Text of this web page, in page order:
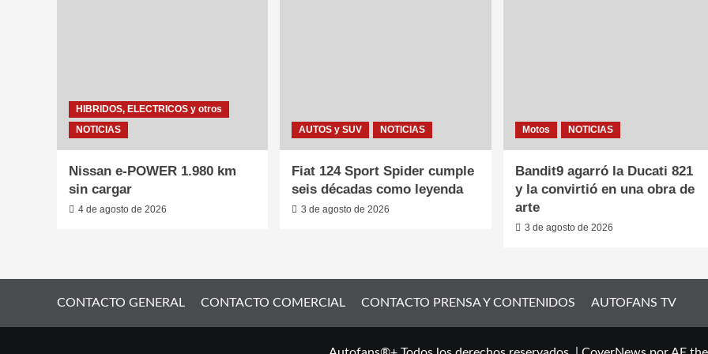
HIBRIDOS, ELECTRICOS y otros
NOTICIAS
Nissan e-POWER 1.980 km
sin cargar
4 de agosto de 2026
AUTOS y SUV NOTICIAS
Fiat 124 Sport Spider cumple
seis décadas como leyenda
3 de agosto de 2026
Motos NOTICIAS
Bandit9 agarró la Ducati 821
y la convirtió en una obra de
arte
3 de agosto de 2026
CONTACTO GENERAL CONTACTO COMERCIAL CONTACTO PRENSA Y CONTENIDOS AUTOFANS TV